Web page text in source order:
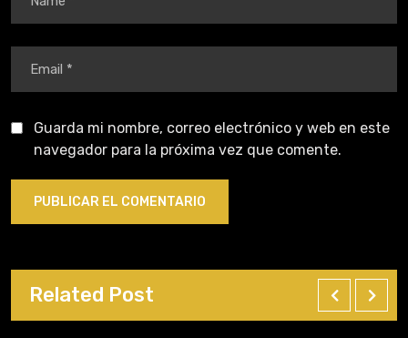
Guarda mi nombre, correo electrónico y web en este
navegador para la próxima vez que comente.
Related Post